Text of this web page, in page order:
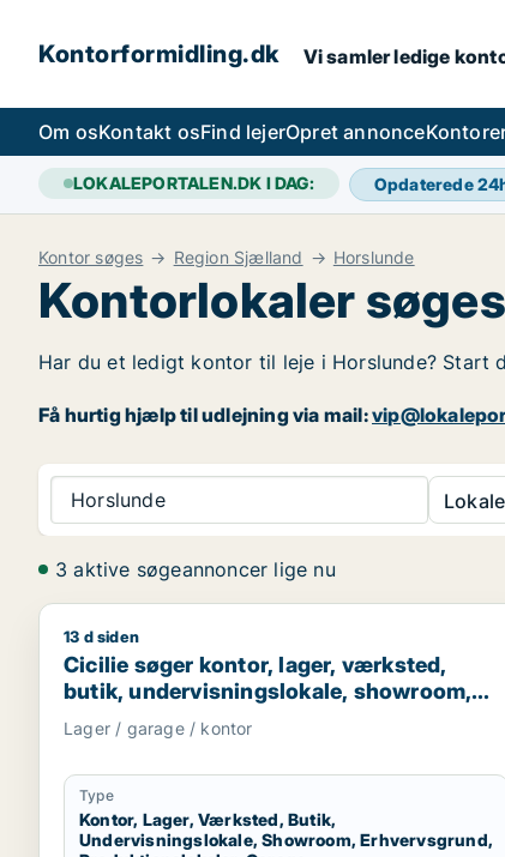
Kontorformidling.dk Vi samler ledige
Om osKontakt osFind lejerOpret annonce
LOKALEPORTALEN.DK I DAG: Opdaterede
Kontor søges Region Sjælland Horslunde
Kontorlokaler
Har du et ledigt kontor til leje i Horslunde? Start
Få hurtig hjælp til udlejning via mail:
Horslunde
3 aktive søgeannoncer lige nu
Cicilie søger kontor, lager, værksted, butik,
13 d siden
Cicilie søger kontor, lager, værksted,
butik, undervisningslokale, showroom,
erhvervsgrund, produktionslokaler eller
garage til leje i Region Sjælland eller
Nordsjælland
Lager / garage / kontor
Type
Kontor, Lager, Værksted, Butik,
Undervisningslokale, Showroom, Erhvervsgrund,